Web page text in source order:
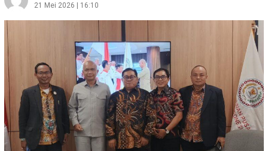
21 Mei 2026 | 16:10